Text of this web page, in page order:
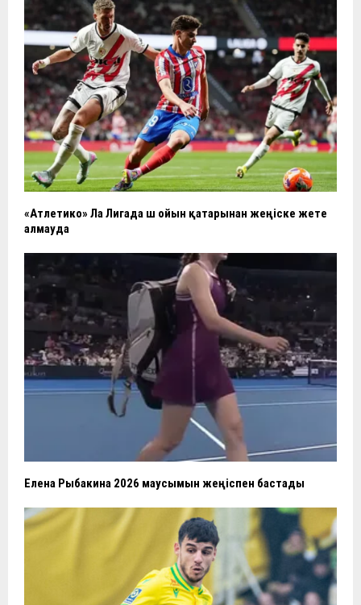
«Атлетико» Ла Лигада үш ойын қатарынан жеңіске жете
алмауда
Елена Рыбакина 2026 маусымын жеңіспен бастады